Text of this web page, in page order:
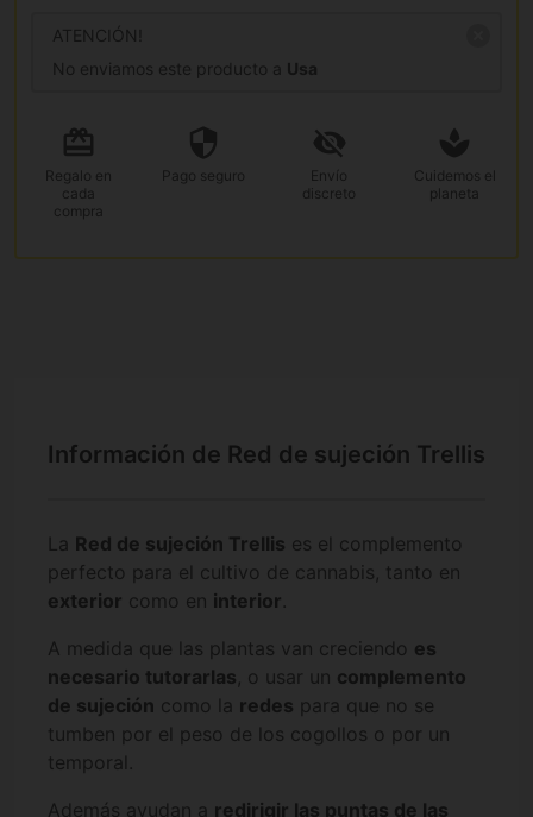
ATENCIÓN!
No enviamos este producto a Usa
Regalo en
cada
compra
Pago seguro
Envío
discreto
Cuidemos el
planeta
Información de Red de sujeción Trellis
La Red de sujeción Trellis es el complemento
perfecto para el cultivo de cannabis, tanto en
exterior como en interior.
A medida que las plantas van creciendo es
necesario tutorarlas, o usar un complemento
de sujeción como la redes para que no se
tumben por el peso de los cogollos o por un
temporal.
Además ayudan a redirigir las puntas de las